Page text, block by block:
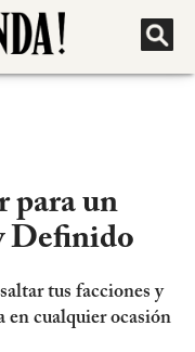
para un
Definido
tus facciones y
en cualquier ocasión